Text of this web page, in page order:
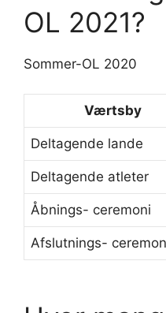
OL 2021?
Sommer-OL 2020
Værtsby
Deltagende lande
Deltagende atleter
Åbnings- ceremoni
Afslutnings-